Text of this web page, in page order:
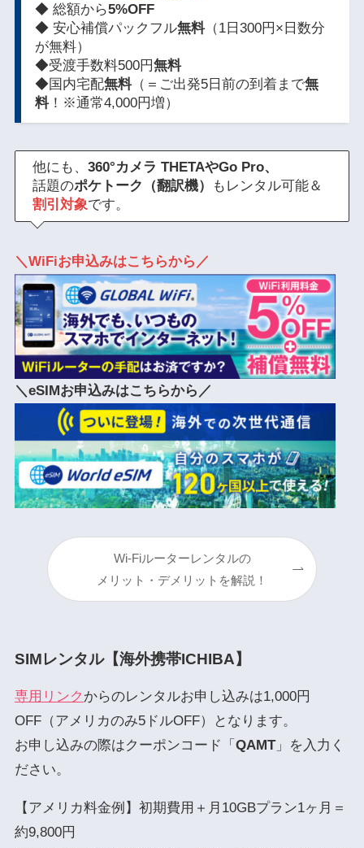
◆ 総額から5%OFF
◆ 安心補償パックフル無料（1日300円×日数分
が無料）
◆受渡手数料500円無料
◆国内宅配無料（＝ご出発5日前の到着まで無
料！※通常4,000円増）
他にも、360°カメラ THETAやGo Pro、
話題のポケトーク（翻訳機）
もレンタル可能＆
割引対象です。
＼WiFiお申込みはこちらから／
＼eSIMお申込みはこちらから／
Wi-Fiルーターレンタルの
メリット・デメリットを解説！
SIMレンタル【海外携帯ICHIBA】
専用リンク からのレンタルお申し込みは1,000円
OFF（アメリカのみ5ドルOFF）となります。
お申し込みの際はクーポンコード「 QAMT」を入力く
ださい。
【アメリカ料金例】初期費用＋月10GBプラン1ヶ月＝
約9,800円